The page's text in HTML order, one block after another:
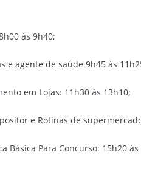
às 9h40;
e agente de saúde 9h45 às
em Lojas: 11h30 às 13h10;
e Rotinas de
Para Concurso: 15h20 às